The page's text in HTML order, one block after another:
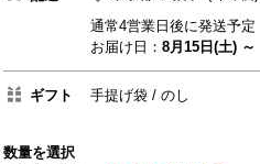
通常4営業日後に発送予定
お届け日： 8月15日(土) ～
ギフト 手提げ袋 のし
数量を選択